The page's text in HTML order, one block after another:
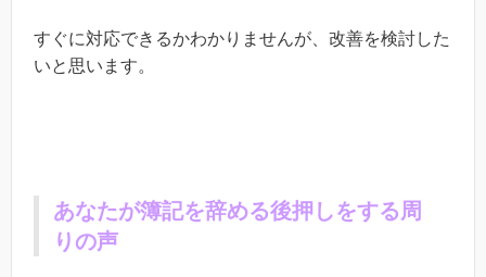
すぐに対応できるかわかりませんが、改善を検討した
いと思います。
あなたが簿記を辞める後押しをする周
りの声